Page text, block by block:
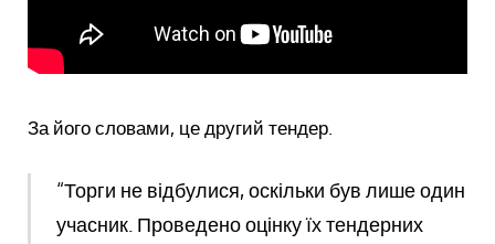
За його словами, це другий тендер.
“Торги не відбулися, оскільки був лише один
учасник. Проведено оцінку їх тендерних